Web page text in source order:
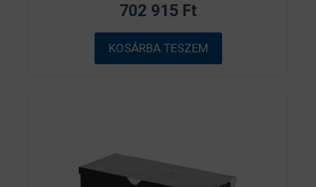
b
ő
l
702 915 Ft
KOSÁRBA TESZEM